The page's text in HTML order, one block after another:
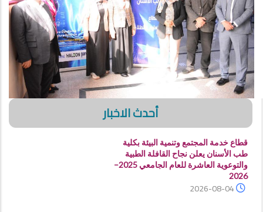
أحدث الاخبار
قطاع خدمة المجتمع وتنمية البيئة بكلية
طب الأسنان يعلن نجاح القافلة الطبية
والتوعوية العاشرة للعام الجامعي 2025–
2026
2026-08-04